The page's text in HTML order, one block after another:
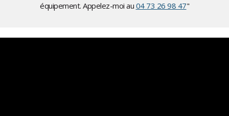
équipement. Appelez-moi au 04 73 26 98 47"